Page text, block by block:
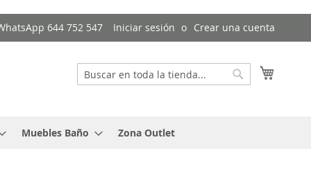
644 752 547 Iniciar sesión Crear una cuenta
Buscar
Muebles Baño Zona Outlet